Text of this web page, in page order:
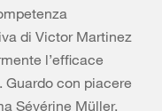
di Victor Martinez
l’efficace
con piacere
Sévérine Müller,